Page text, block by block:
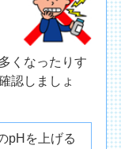
くなったりす
認しましょ
pHを上げる